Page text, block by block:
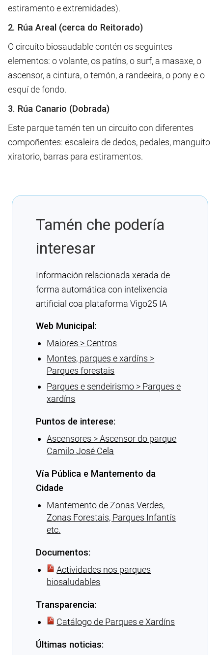
estiramento e extremidades).
2. Rúa Areal (cerca do Reitorado)
O circuíto biosaudable contén os seguintes
elementos: o volante, os patíns, o surf, a masaxe, o
ascensor, a cintura, o temón, a randeeira, o pony e o
esquí de fondo.
3. Rúa Canario (Dobrada)
Este parque tamén ten un circuito con diferentes
compoñentes: escaleira de dedos, pedales, manguito
xiratorio, barras para estiramentos.
Tamén che podería
interesar
Información relacionada xerada de
forma automática con intelixencia
artificial coa plataforma Vigo25 IA
Web Municipal:
Maiores > Centros
Montes, parques e xardíns >
Parques forestais
Parques e sendeirismo > Parques e
xardíns
Puntos de interese:
Ascensores > Ascensor do parque
Camilo José Cela
Vía Pública e Mantemento da
Cidade
Mantemento de Zonas Verdes,
Zonas Forestais, Parques Infantís
etc.
Documentos:
Actividades nos parques
biosaludables
Transparencia:
Catálogo de Parques e Xardíns
Últimas noticias: